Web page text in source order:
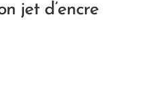
jet d’encre